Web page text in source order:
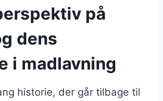
på
dens
i madlavning
historie, der går tilbage til